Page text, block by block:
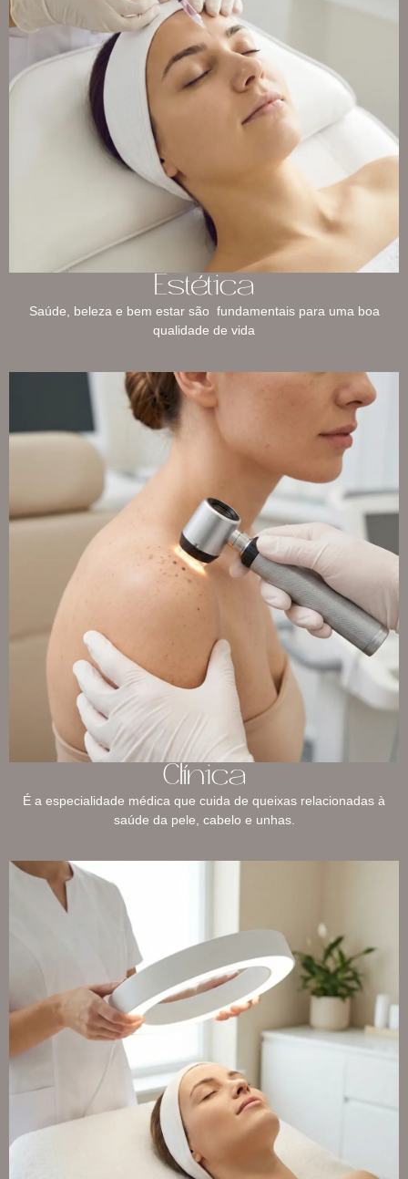
Estética
Saúde, beleza e bem estar são fundamentais para uma boa
qualidade de vida
Clínica
É a especialidade médica que cuida de queixas relacionadas à
saúde da pele, cabelo e unhas.